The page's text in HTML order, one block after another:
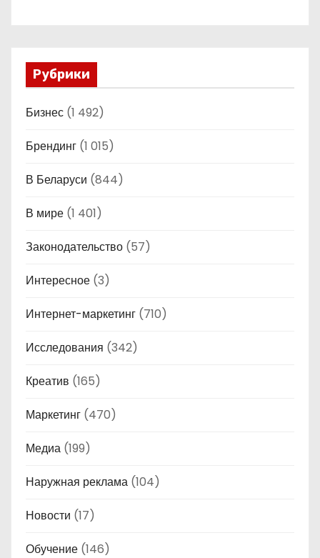
Рубрики
Бизнес (1 492)
Брендинг (1 015)
В Беларуси (844)
В мире (1 401)
Законодательство (57)
Интересное (3)
Интернет-маркетинг (710)
Исследования (342)
Креатив (165)
Маркетинг (470)
Медиа (199)
Наружная реклама (104)
Новости (17)
Обучение (146)